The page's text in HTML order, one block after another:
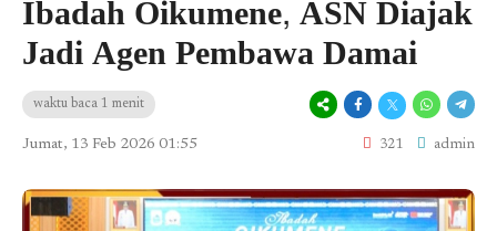
Ibadah Oikumene, ASN Diajak
Jadi Agen Pembawa Damai
waktu baca 1 menit
Jumat, 13 Feb 2026 01:55 321 admin